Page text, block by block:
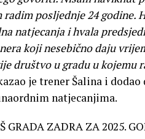
posljednje 24 godine.
natjecanja i hvala
koji nesebično daju
društvo u gradu u kojemu
je trener Šalina i
natjecanjima.
GRADA ZADRA ZA 2025.